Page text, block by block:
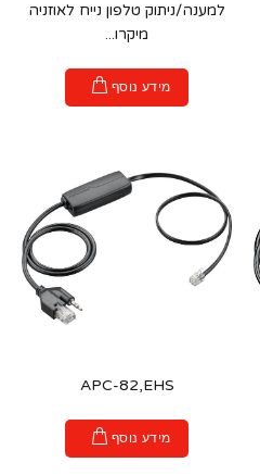
למענה/ניתוק טלפון נייח לאוזניה
מיקרו...
מידע נוסף
APC-82,EHS
מידע נוסף